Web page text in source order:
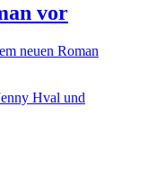
vor
neuen Roman